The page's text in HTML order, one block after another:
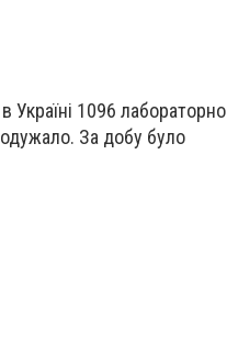
Україні 1096 лабораторно
За добу було